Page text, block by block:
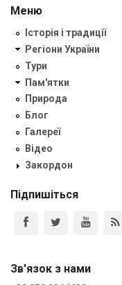
Меню
Історія і традиції
Регіони України
Тури
Пам'ятки
Природа
Блог
Галереї
Відео
Закордон
Підпишіться
Зв'язок з нами